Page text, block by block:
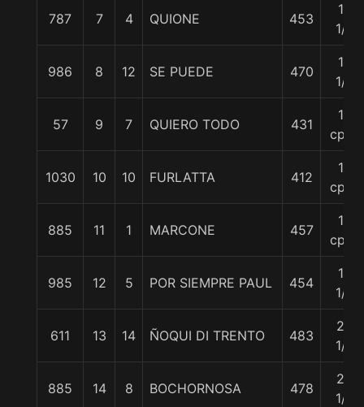
787 7 4 QUIONE 453
13
1/4
986 8 12 SE PUEDE 470
13
1/4
57 9 7 QUIERO TODO 431
14
cpos
1030 10 10 FURLATTA 412
16
cpos
885 11 1 MARCONE 457
18
cpos
985 12 5 POR SIEMPRE PAUL 454
19
1/4
611 13 14 ÑOQUI DI TRENTO 483
20
1/4
885 14 8 BOCHORNOSA 478
20
1/4